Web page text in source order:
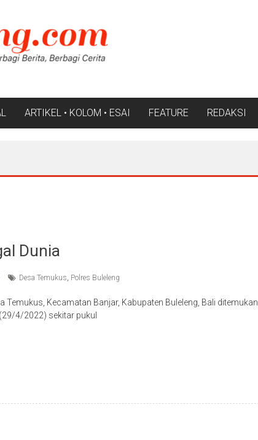
ARTIKEL • KOLOM • ESAI FEATURE REDAKSI
Dunia
Desa Temukus, Polres Buleleng
Temukus, Kecamatan Banjar, Kabupaten Buleleng, Bali ditemukan
4/2022) sekitar pukul